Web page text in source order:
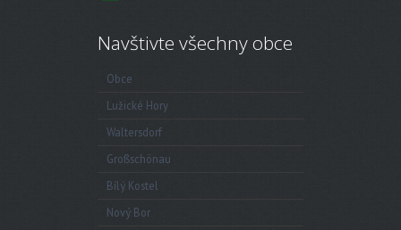
Navštivte všechny obce
Obce
Lužické Hory
Waltersdorf
Großschönau
Bílý Kostel
Nový Bor